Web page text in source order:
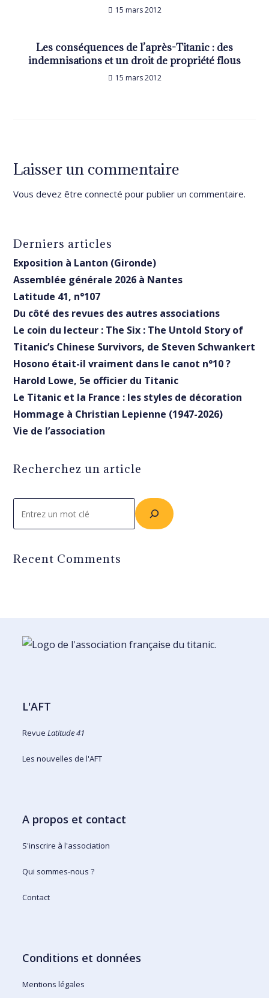
15 mars 2012
Les conséquences de l’après-Titanic : des
indemnisations et un droit de propriété flous
15 mars 2012
Laisser un commentaire
Vous devez êtreconnecté pour publier un commentaire.
Derniers articles
Exposition à Lanton (Gironde)
Assemblée générale 2026 à Nantes
Latitude 41, n°107
Du côté des revues des autres associations
Le coin du lecteur : The Six : The Untold Story of
Titanic’s Chinese Survivors, de Steven Schwankert
Hosono était-il vraiment dans le canot n°10 ?
Harold Lowe, 5e officier du Titanic
Le Titanic et la France : les styles de décoration
Hommage à Christian Lepienne (1947-2026)
Vie de l’association
Recherchez un article
Recent Comments
L'AFT
RevueLatitude 41
Les nouvelles de l'AFT
A propos et contact
S'inscrire à l'association
Qui sommes-nous ?
Contact
Conditions et données
Mentions légales